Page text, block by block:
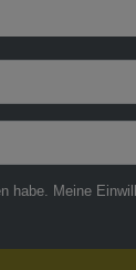
habe. Meine